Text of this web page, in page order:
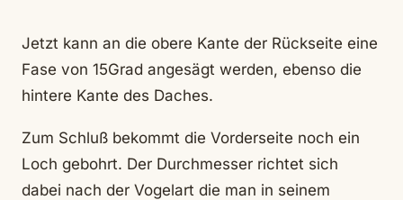
Jetzt kann an die obere Kante der Rückseite eine
Fase von 15Grad angesägt werden, ebenso die
hintere Kante des Daches.
Zum Schluß bekommt die Vorderseite noch ein
Loch gebohrt. Der Durchmesser richtet sich
dabei nach der Vogelart die man in seinem